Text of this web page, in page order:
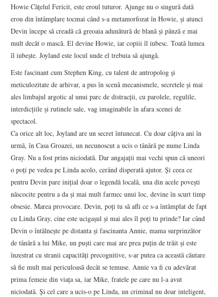
Howie Cățelul Fericit, este eroul tuturor. Ajunge nu o singură dată
erou din întâmplare tocmai când s-a metamorfozat în Howie, și atunci
Devin începe să creadă că greoaia adunătură de blană și pânză e mai
mult decât o mască. El devine Howie, iar copiii îl iubesc. Toată lumea
îl iubește. Joyland este locul unde el trebuia să ajungă.
Este fascinant cum Stephen King, cu talent de antropolog și
meticulozitate de arhivar, a pus în scenă mecanismele, secretele și mai
ales limbajul argotic al unui parc de distracții, cu parolele, regulile,
interdicțiile și rutinele sale, vag imaginabile în afara scenei de
spectacol.
Ca orice alt loc, Joyland are un secret întunecat. Cu doar câțiva ani în
urmă, în Casa Groazei, un necunoscut a ucis o tânără pe nume Linda
Gray. Nu a fost prins niciodată. Dar angajații mai vechi spun că uneori
o poți pe vedea pe Linda acolo, cerând disperată ajutor. Și ceea ce
pentru Devin pare inițial doar o legendă locală, una din acele povești
născocite pentru a da și mai mult farmec unui loc, devine în scurt timp
obsesie. Marea provocare. Devin, poți tu să afli ce s-a întâmplat de fapt
cu Linda Gray, cine este ucigașul și mai ales îl poți tu prinde? Iar când
Devin o întâlnește pe distanta și fascinanta Annie, mama surprinzător
de tânără a lui Mike, un puști care mai are prea puțin de trăit și este
înzestrat cu stranii capacități precognitive, s-ar putea ca această căutare
să fie mult mai periculoasă decât se temuse. Annie va fi cu adevărat
prima femeie din viața sa, iar Mike, fratele pe care nu l-a avut
niciodată. Și cel care a ucis-o pe Linda, un criminal nu doar inteligent,